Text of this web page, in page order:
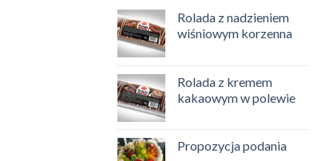
Rolada z nadzieniem
wiśniowym korzenna
Rolada z kremem
kakaowym w polewie
Propozycja podania